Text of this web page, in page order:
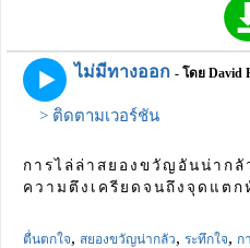
ไม่มีทางออก - โดย David
> ติดตามเวอร์ชัน
การไล่ล่าสยองขวัญอันน่าก
ความตึงเครียดจนถึงจุดแตก
ตื่นตกใจ, สยองขวัญน่ากลัว, ระทึกใจ, ก